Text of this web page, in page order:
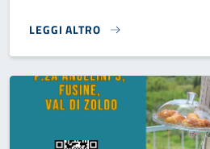
LEGGI ALTRO
VISITA GUIDATA AL PERCORSO